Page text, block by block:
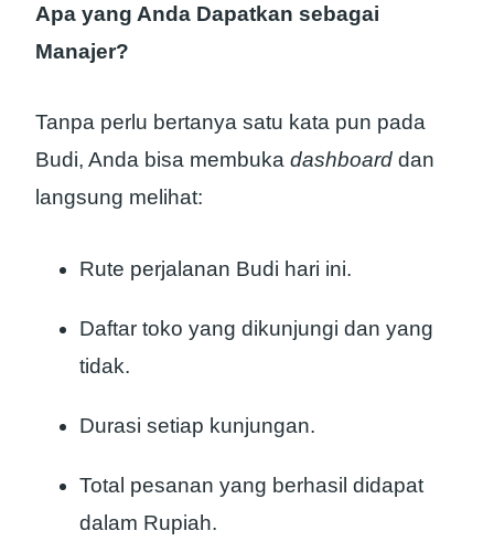
Apa yang Anda Dapatkan sebagai
Manajer?
Tanpa perlu bertanya satu kata pun pada
Budi, Anda bisa membuka dashboard dan
langsung melihat:
Rute perjalanan Budi hari ini.
Daftar toko yang dikunjungi dan yang
tidak.
Durasi setiap kunjungan.
Total pesanan yang berhasil didapat
dalam Rupiah.